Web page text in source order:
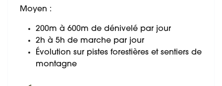
Moyen :
200m à 600m de dénivelé par jour
2h à 5h de marche par jour
Évolution sur pistes forestières et sentiers de
montagne